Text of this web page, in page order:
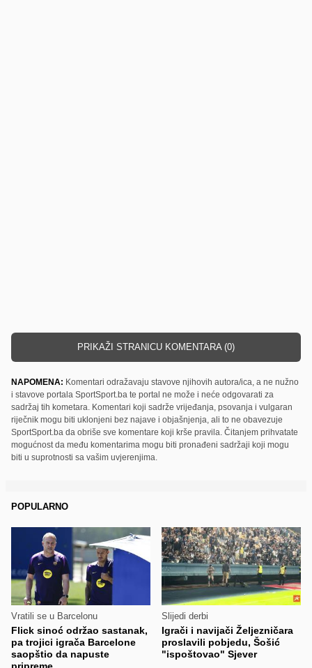
PRIKAŽI STRANICU KOMENTARA (0)
NAPOMENA: Komentari odražavaju stavove njihovih autora/ica, a ne nužno
i stavove portala SportSport.ba te portal ne može i neće odgovarati za
sadržaj tih kometara. Komentari koji sadrže vrijeđanja, psovanja i vulgaran
riječnik mogu biti uklonjeni bez najave i objašnjenja, ali to ne obavezuje
SportSport.ba da obriše sve komentare koji krše pravila. Čitanjem prihvatate
mogućnost da među komentarima mogu biti pronađeni sadržaji koji mogu
biti u suprotnosti sa vašim uvjerenjima.
POPULARNO
Vratili se u Barcelonu
Flick sinoć održao sastanak,
pa trojici igrača Barcelone
saopštio da napuste
Slijedi derbi
Igrači i navijači Željezničara
proslavili pobjedu, Šošić
"ispoštovao" Sjever